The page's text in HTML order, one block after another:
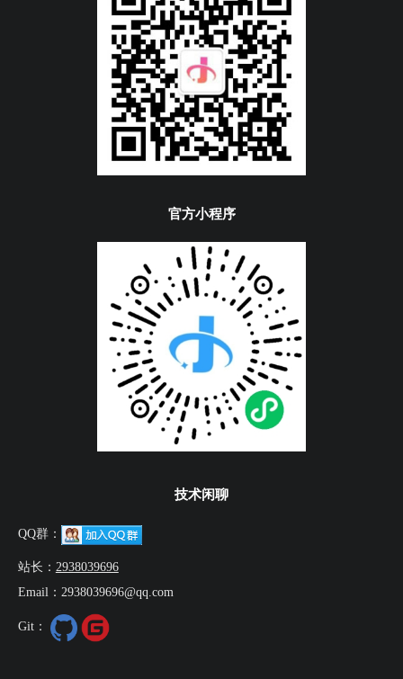
官方小程序
技术闲聊
QQ群：
站长： 2938039696
Email：2938039696@qq.com
Git：